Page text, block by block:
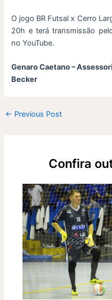
O jogo BR Futsal x Cerro
20h e terá transmissão
no YouTube.
Genaro Caetano –
Becker
← Previous Post
Confira